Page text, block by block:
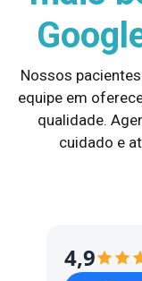
Nossos
equipe em
qualidade.
cuidado e
4,9